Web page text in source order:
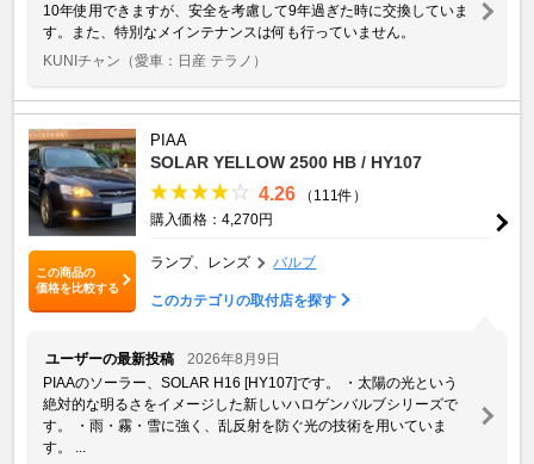
10年使用できますが、安全を考慮して9年過ぎた時に交換していま
す。また、特別なメインテナンスは何も行っていません。
KUNIチャン （愛車：日産 テラノ）
この商品の
価格を比較する
PIAA
SOLAR YELLOW 2500 HB / HY107
4.26
（111件）
購入価格：4,270円
ランプ、レンズ バルブ
このカテゴリの取付店を探す
ユーザーの最新投稿
2026年8月9日
PIAAのソーラー、SOLAR H16 [HY107]です。 ・太陽の光という
絶対的な明るさをイメージした新しいハロゲンバルブシリーズで
す。 ・雨・霧・雪に強く、乱反射を防ぐ光の技術を用いていま
す。 ...